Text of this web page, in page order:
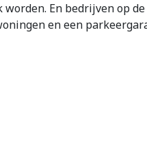
En bedrijven op
en een